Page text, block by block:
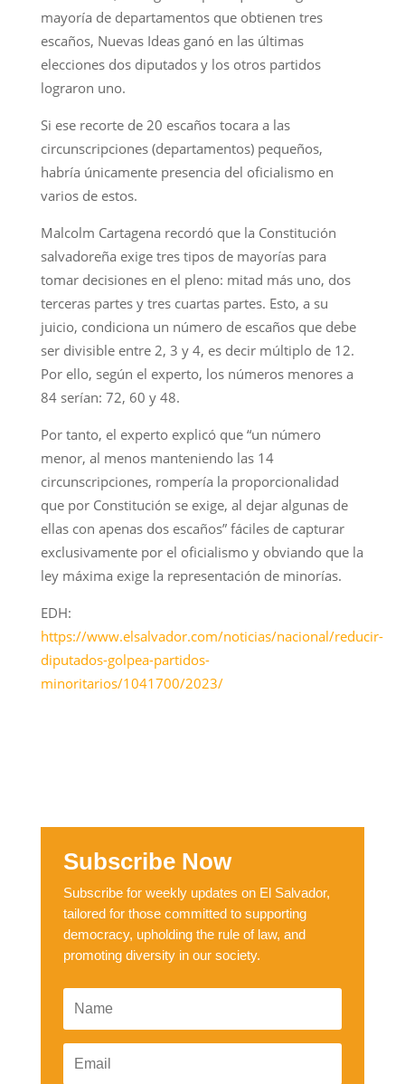
mayoría de departamentos que obtienen tres
escaños, Nuevas Ideas ganó en las últimas
elecciones dos diputados y los otros partidos
lograron uno.
Si ese recorte de 20 escaños tocara a las
circunscripciones (departamentos) pequeños,
habría únicamente presencia del oficialismo en
varios de estos.
Malcolm Cartagena recordó que la Constitución
salvadoreña exige tres tipos de mayorías para
tomar decisiones en el pleno: mitad más uno, dos
terceras partes y tres cuartas partes. Esto, a su
juicio, condiciona un número de escaños que debe
ser divisible entre 2, 3 y 4, es decir múltiplo de 12.
Por ello, según el experto, los números menores a
84 serían: 72, 60 y 48.
Por tanto, el experto explicó que “un número
menor, al menos manteniendo las 14
circunscripciones, rompería la proporcionalidad
que por Constitución se exige, al dejar algunas de
ellas con apenas dos escaños” fáciles de capturar
exclusivamente por el oficialismo y obviando que la
ley máxima exige la representación de minorías.
EDH:
https://www.elsalvador.com/noticias/nacional/reducir-
diputados-golpea-partidos-
minoritarios/1041700/2023/
Subscribe Now
Subscribe for weekly updates on El Salvador,
tailored for those committed to supporting
democracy, upholding the rule of law, and
promoting diversity in our society.